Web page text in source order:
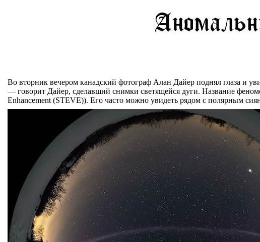
Во вторник вечером канадский фотограф Алан Дайер поднял глаза и
— говорит Дайер, сделавший снимки светящейся дуги. Название
Enhancement (STEVE)). Его часто можно увидеть рядом с полярным